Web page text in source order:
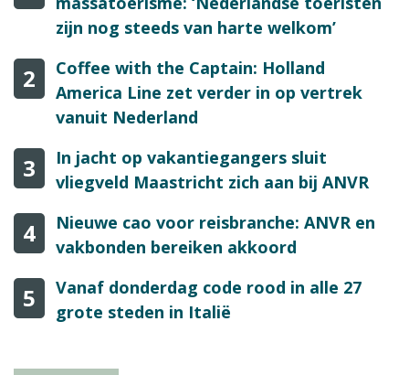
zijn nog steeds van harte welkom’
2
Coffee with the Captain: Holland
America Line zet verder in op vertrek
vanuit Nederland
3
In jacht op vakantiegangers sluit
vliegveld Maastricht zich aan bij ANVR
4
Nieuwe cao voor reisbranche: ANVR en
vakbonden bereiken akkoord
5
Vanaf donderdag code rood in alle 27
grote steden in Italië